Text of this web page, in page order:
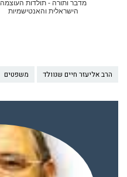
מדבר ותורה - תולדות העוצמה
הישראלית והאנטישמיות
הרב אליעזר חיים שנוולד משפטים